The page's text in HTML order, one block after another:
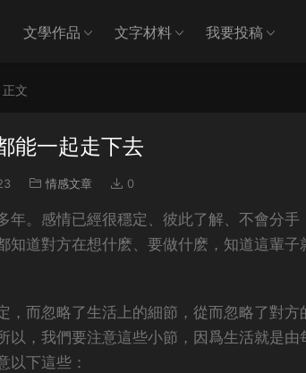
文學作品 文字材料 我要投稿
正文
能一起走下去
情感文章 0
年。感情已經很穩定、彼此了解、不會分
知道對方在想什麽、要做什麽，知道這輩
，而忽略了生活上的細節，從而忽略了對
以，我們要注意這些小節，因爲生活就是
以下這些：